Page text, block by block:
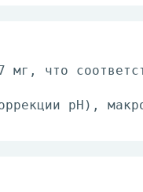
мг, что
рН),